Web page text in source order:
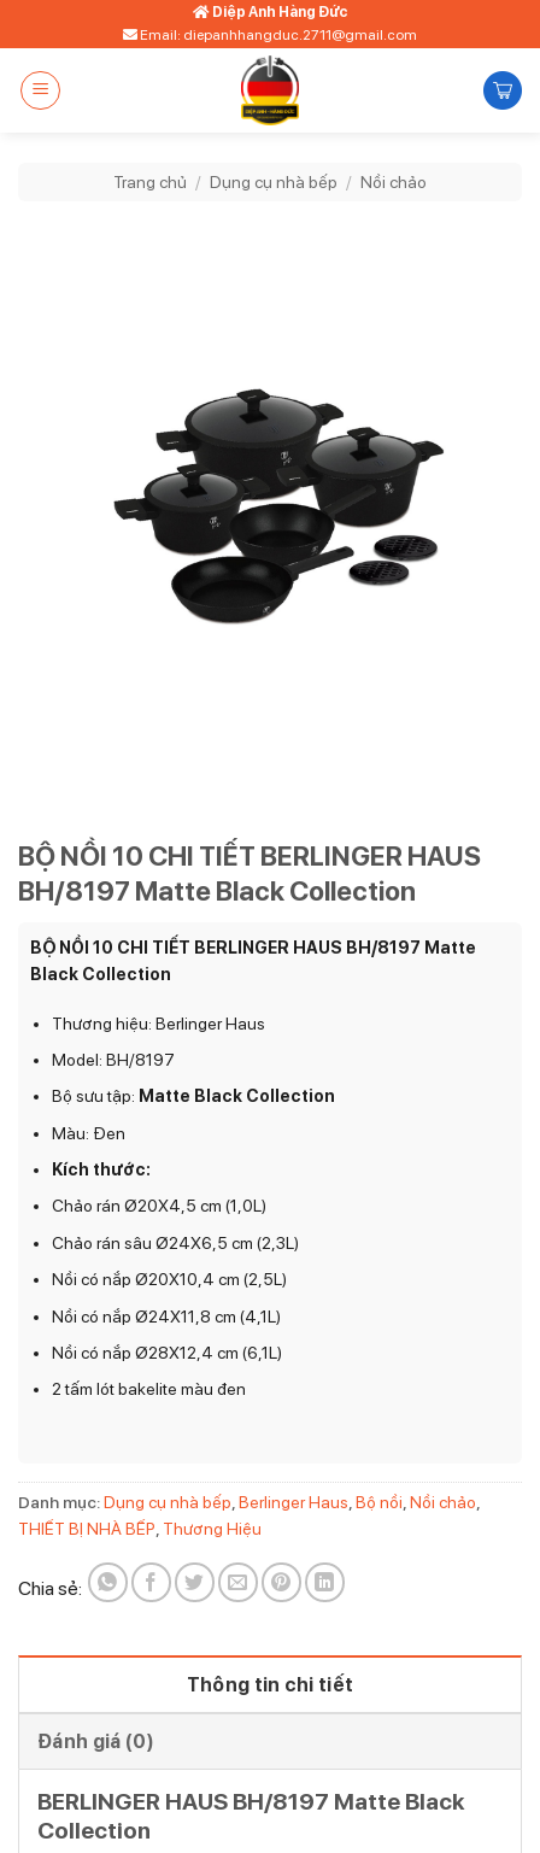
qua
dung
Diệp Anh Hàng Đức
Email: diepanhhangduc.2711@gmail.com
Trang chủ / Dụng cụ nhà bếp / Nồi chảo
BỘ NỒI 10 CHI TIẾT BERLINGER HAUS
BH/8197 Matte Black Collection
BỘ NỒI 10 CHI TIẾT BERLINGER HAUS BH/8197 Matte
Black Collection
Thương hiệu: Berlinger Haus
Model: BH/8197
Bộ sưu tập: Matte Black Collection
Màu: Đen
Kích thước:
Chảo rán Ø20X4,5 cm (1,0L)
Chảo rán sâu Ø24X6,5 cm (2,3L)
Nồi có nắp Ø20X10,4 cm (2,5L)
Nồi có nắp Ø24X11,8 cm (4,1L)
Nồi có nắp Ø28X12,4 cm (6,1L)
2 tấm lót bakelite màu đen
Danh mục:Dụng cụ nhà bếp Berlinger Haus Bộ nồi Nồi chảo
THIẾT BỊ NHÀ BẾP Thương Hiệu
Chia sẻ:
Thông tin chi tiết
Đánh giá (0)
BERLINGER HAUS BH/8197 Matte Black
Collection